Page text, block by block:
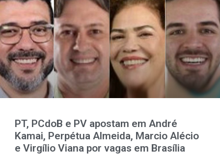
PT, PCdoB e PV apostam em André
Kamai, Perpétua Almeida, Marcio Alécio
e Virgílio Viana por vagas em Brasília